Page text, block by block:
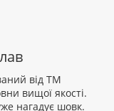
від ТМ
вищої якості.
нагадує шовк.